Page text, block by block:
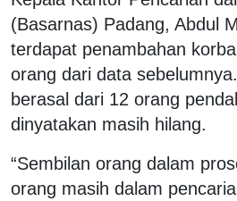
(Basarnas) Padang, Abdul
terdapat penambahan
orang dari data
berasal dari 12 orang
dinyatakan masih hilang.
“Sembilan orang dalam
orang masih dalam